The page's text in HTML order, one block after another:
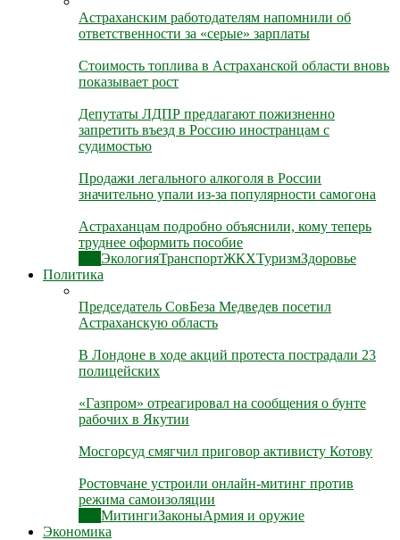
Астраханским работодателям напомнили об
ответственности за «серые» зарплаты
Стоимость топлива в Астраханской области вновь
показывает рост
Депутаты ЛДПР предлагают пожизненно
запретить въезд в Россию иностранцам с
судимостью
Продажи легального алкоголя в России
значительно упали из-за популярности самогона
Астраханцам подробно объяснили, кому теперь
труднее оформить пособие
ЭкологияТранспортЖКХТуризмЗдоровье
Политика
Председатель СовБеза Медведев посетил
Астраханскую область
В Лондоне в ходе акций протеста пострадали 23
полицейских
«Газпром» отреагировал на сообщения о бунте
рабочих в Якутии
Мосгорсуд смягчил приговор активисту Котову
Ростовчане устроили онлайн-митинг против
режима самоизоляции
МитингиЗаконыАрмия и оружие
Экономика